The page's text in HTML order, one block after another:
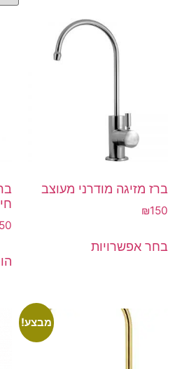
ברז מזיגה מודרני מעוצב
₪150
בחר אפשרויות
מבצע!